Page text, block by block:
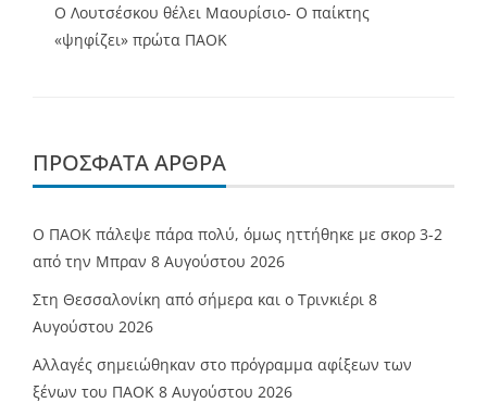
O Λουτσέσκου θέλει Mαουρίσιο- Ο παίκτης
«ψηφίζει» πρώτα ΠΑΟΚ
ΠΡΌΣΦΑΤΑ ΆΡΘΡΑ
Ο ΠΑΟΚ πάλεψε πάρα πολύ, όμως ηττήθηκε με σκορ 3-2
από την Μπραν 8 Αυγούστου 2026
Στη Θεσσαλονίκη από σήμερα και ο Τρινκιέρι 8
Αυγούστου 2026
Αλλαγές σημειώθηκαν στο πρόγραμμα αφίξεων των
ξένων του ΠΑΟΚ 8 Αυγούστου 2026